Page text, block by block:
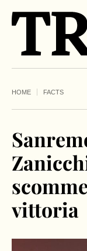
HOME FACTS
vittoria